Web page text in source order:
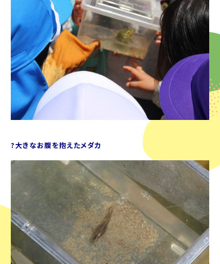
?大きなお腹を抱えたメダカ